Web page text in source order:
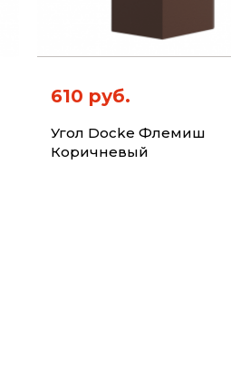
610 руб.
Угол Docke Флемиш
Коричневый